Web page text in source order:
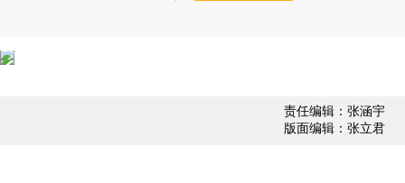
责任编辑：张涵宇
版面编辑：张立君